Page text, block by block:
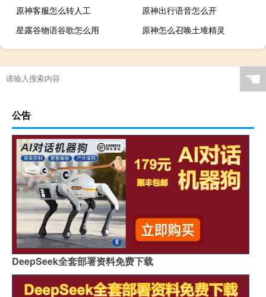
原神客服怎么转人工
原神出行语音怎么开
星露谷物语谷歌怎么用
原神怎么召唤土堆精灵
☚
公告
DeepSeek全套部署资料免费下载